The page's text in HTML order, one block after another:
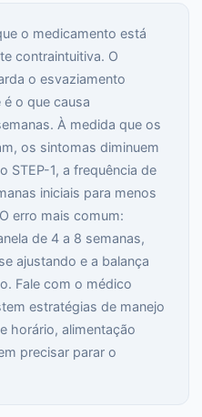
o medicamento está
contraintuitiva. O
o esvaziamento
o que causa
À medida que os
os sintomas diminuem
STEP-1, a frequência de
iniciais para menos
erro mais comum:
de 4 a 8 semanas,
ajustando e a balança
Fale com o médico
estratégias de manejo
horário, alimentação
precisar parar o